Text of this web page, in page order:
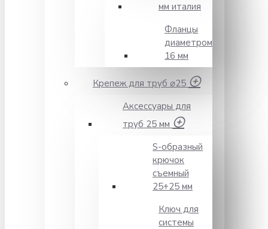
мм италия
Фланцы
диаметром
16 мм
Крепеж для труб ⌀25
Аксессуары для
труб 25 мм
S-образный
крючок
съемный
25+25 мм
Ключ для
системы